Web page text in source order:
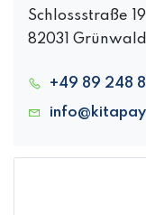
Schlossstraße 19
82031 Grünwald
+49 89 248